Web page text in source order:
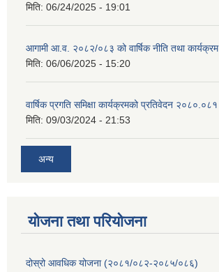
मिति: 06/24/2025 - 19:01
आगामी आ.व. २०८२/०८३ को वार्षिक नीति तथा कार्यक्रम
मिति: 06/06/2025 - 15:20
वार्षिक प्रगति समिक्षा कार्यक्रमको प्रतिवेदन २०८०.०८१
मिति: 09/03/2024 - 21:53
अन्य
योजना तथा परियोजना
दोस्रो आवधिक योजना (२०८१/०८२-२०८५/०८६)